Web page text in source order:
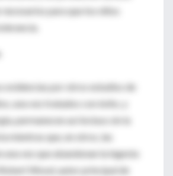
para que los niños
evidencias por otros estudios de
una vez tratados con éxito, y
permanecen así incluso sin la
mientras que, en otros, las
una vez que abandonan la ingesta
Wood, autor principal de